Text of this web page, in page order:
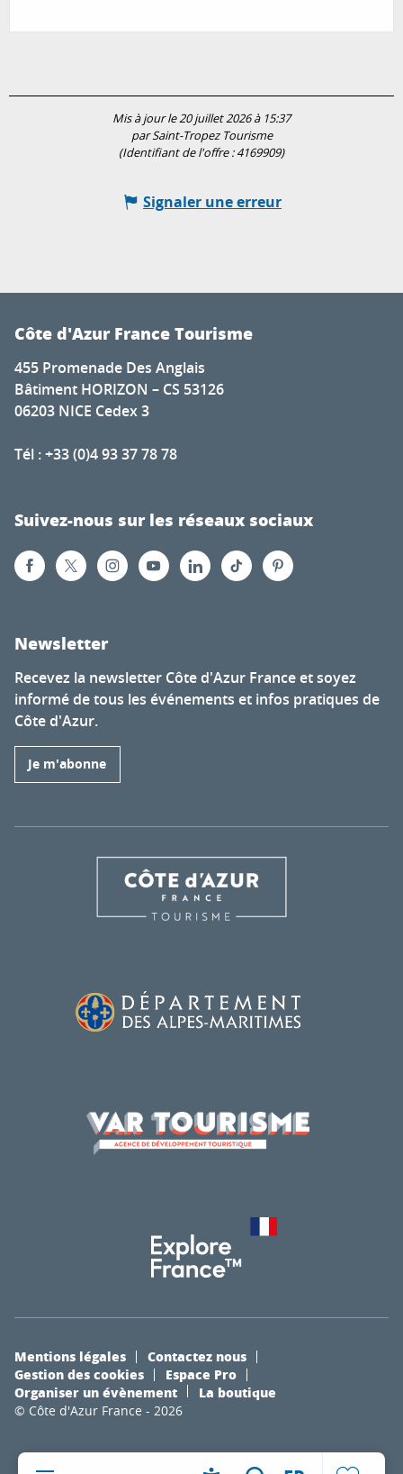
Mis à jour le 20 juillet 2026 à 15:37
par Saint-Tropez Tourisme
(Identifiant de l'offre :4169909)
Signaler une erreur
Côte d'Azur France Tourisme
455 Promenade Des Anglais
Bâtiment HORIZON – CS 53126
06203 NICE Cedex 3
Tél : +33 (0)4 93 37 78 78
Suivez-nous sur les réseaux sociaux
Newsletter
Recevez la newsletter Côte d'Azur France et soyez
informé de tous les événements et infos pratiques de
Côte d'Azur.
Je m'abonne
© Côte d'Azur France - 2026
Mentions légales
Contactez nous
Gestion des cookies
Espace Pro
Organiser un évènement
La boutique